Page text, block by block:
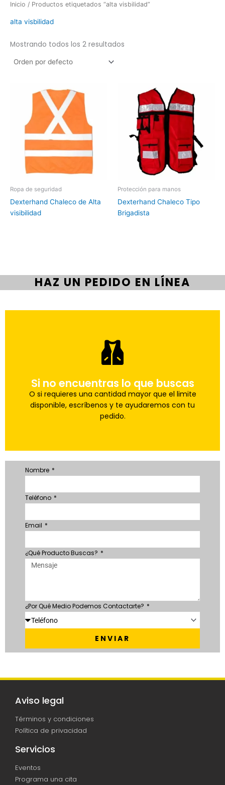
Inicio / Productos etiquetados “alta visbilidad”
alta visbilidad
Mostrando todos los 2 resultados
Ropa de seguridad
Dexterhand Chaleco de Alta
visibilidad
Protección para manos
Dexterhand Chaleco Tipo
Brigadista
HAZ UN PEDIDO EN LÍNEA
Si no encuentras lo que buscas
O si requieres una cantidad mayor que el limite
disponible, escríbenos y te ayudaremos con tu
pedido.
Haz tu pedido
Uno de nuestros agentes te ayudara con tu
Nombre
Teléfono
Email
¿Qué Producto Buscas?
¿Por Qué Medio Podemos Contactarte?
ENVIAR
Aviso legal
Términos y condiciones
Política de privacidad
Servicios
Eventos
Programa una cita